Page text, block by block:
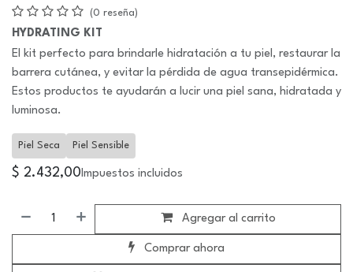
(0 reseña)
HYDRATING KIT
El kit perfecto para brindarle hidratación a tu piel, restaurar la
barrera cutánea, y evitar la pérdida de agua transepidérmica.
Estos productos te ayudarán a lucir una piel sana, hidratada y
luminosa.
Piel Seca Piel Sensible
$ 2.432,00Impuestos incluidos
Agregar al carrito
Comprar ahora